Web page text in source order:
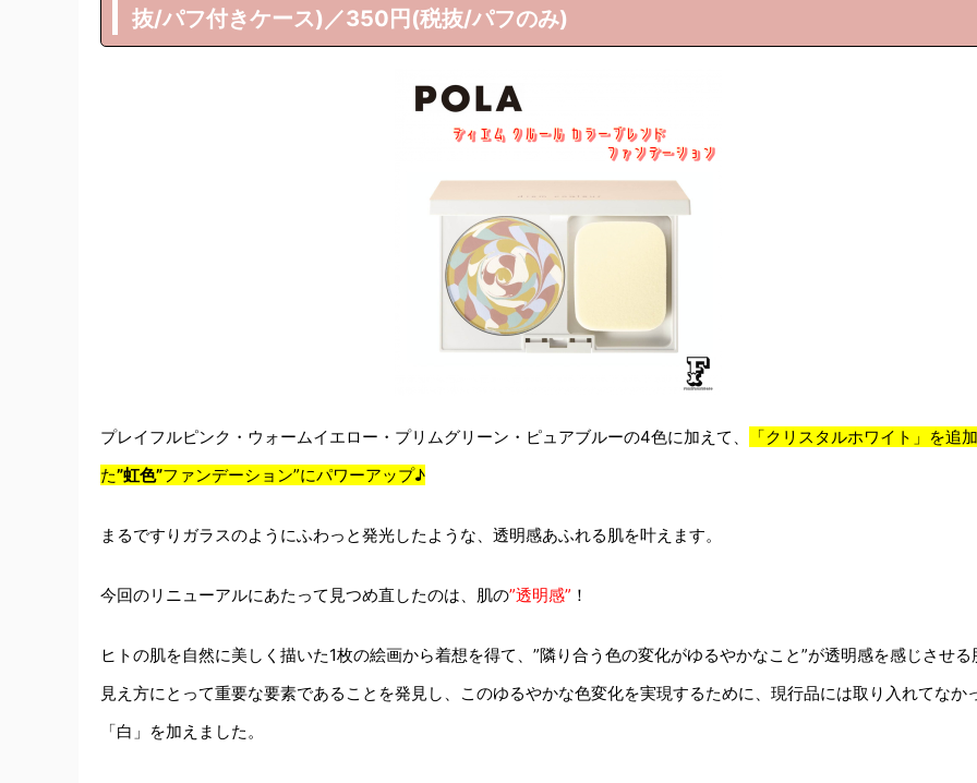
抜/パフ付きケース)／350円(税抜/パフのみ)
プレイフルピンク・ウォームイエロー・プリムグリーン・ピュアブルーの4色に加えて、
「クリスタルホワイト」を追
た”虹色”ファンデーション”にパワーアップ♪
まるですりガラスのようにふわっと発光したような、透明感あふれる肌を叶えます。
今回のリニューアルにあたって見つめ直したのは、肌の”透明感” ！
ヒトの肌を自然に美しく描いた1枚の絵画から着想を得て、”隣り合う色の変化がゆるやかなこと”が透明感を感じさせる
見え方にとって重要な要素であることを発見し、このゆるやかな色変化を実現するために、現行品には取り入れてなか
「白」を加えました。